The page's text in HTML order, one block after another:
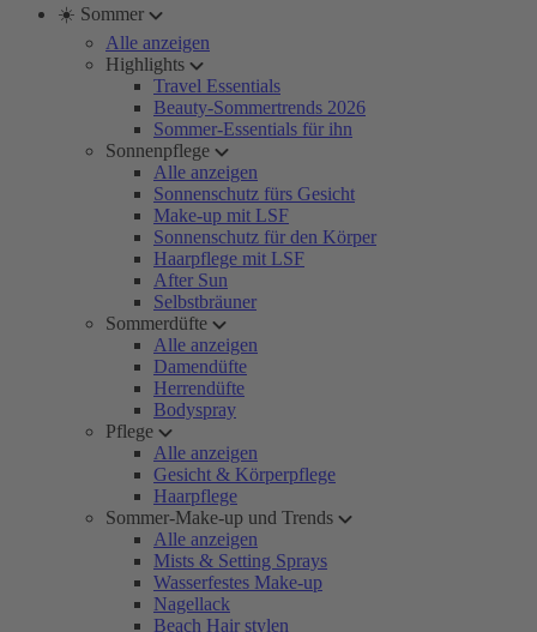
☀️ Sommer
Alle anzeigen
Highlights
Travel Essentials
Beauty-Sommertrends 2026
Sommer-Essentials für ihn
Sonnenpflege
Alle anzeigen
Sonnenschutz fürs Gesicht
Make-up mit LSF
Sonnenschutz für den Körper
Haarpflege mit LSF
After Sun
Selbstbräuner
Sommerdüfte
Alle anzeigen
Damendüfte
Herrendüfte
Bodyspray
Pflege
Alle anzeigen
Gesicht & Körperpflege
Haarpflege
Sommer-Make-up und Trends
Alle anzeigen
Mists & Setting Sprays
Wasserfestes Make-up
Nagellack
Beach Hair stylen